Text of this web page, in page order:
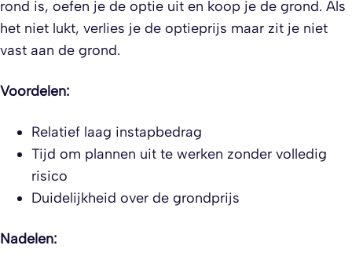
rond is, oefen je de optie uit en koop je de grond. Als
het niet lukt, verlies je de optieprijs maar zit je niet
vast aan de grond.
Voordelen:
Relatief laag instapbedrag
Tijd om plannen uit te werken zonder volledig
risico
Duidelijkheid over de grondprijs
Nadelen: